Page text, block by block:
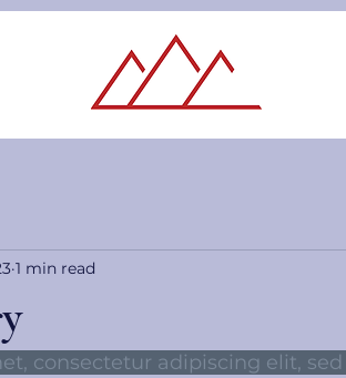
1 min read
consectetur adipiscing elit,